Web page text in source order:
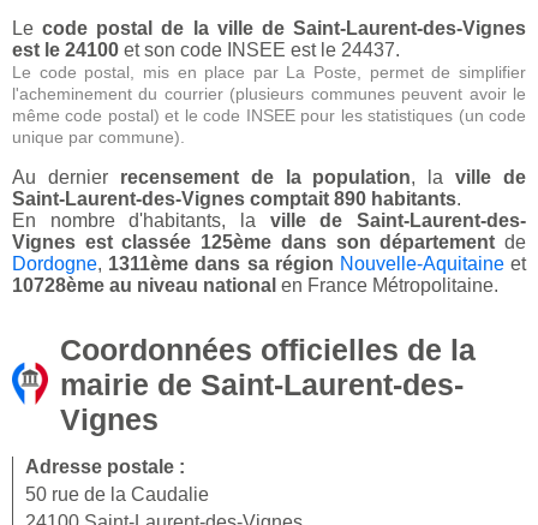
Lecode postal de la ville de Saint-Laurent-des-Vignes
est le 24100 et son code INSEE est le 24437.
Le code postal, mis en place par La Poste, permet de simplifier
l'acheminement du courrier (plusieurs communes peuvent avoir le
même code postal) et le code INSEE pour les statistiques (un code
unique par commune).
Au dernier recensement de la population, laville de
Saint-Laurent-des-Vignes comptait 890 habitants.
En nombre d'habitants, la ville de Saint-Laurent-des-
Vignes est classée 125ème dans son département de
Dordogne, 1311ème dans sa région Nouvelle-Aquitaineet
10728ème au niveau national en France Métropolitaine.
Coordonnées officielles de la
mairie de Saint-Laurent-des-
Vignes
Adresse postale :
50 rue de la Caudalie